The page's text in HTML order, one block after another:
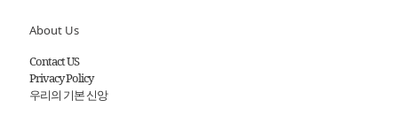
About Us
Contact US
Privacy Policy
우리의 기본 신앙